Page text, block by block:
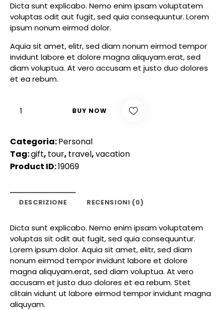
Dicta sunt explicabo. Nemo enim ipsam voluptatem
voluptas odit aut fugit, sed quia consequuntur. Lorem
ipsum nonum eirmod dolor.
Aquia sit amet, elitr, sed diam nonum eirmod tempor
invidunt labore et dolore magna aliquyam.erat, sed
diam voluptua. At vero accusam et justo duo dolores
et ea rebum.
BUY NOW
Categoria:Personal
Tag:gift, tour, travel,vacation
Product ID:19069
DESCRIZIONE RECENSIONI (0)
Dicta sunt explicabo. Nemo enim ipsam voluptatem
voluptas sit odit aut fugit, sed quia consequuntur.
Lorem ipsum dolor. Aquia sit amet, elitr, sed diam
nonum eirmod tempor invidunt labore et dolore
magna aliquyam.erat, sed diam voluptua. At vero
accusam et justo duo dolores et ea rebum. Stet
clitain vidunt ut labore eirmod tempor invidunt magna
aliquyam.